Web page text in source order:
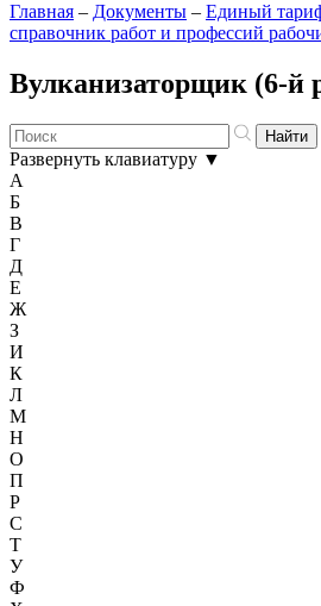
Главная – Документы – Единый
справочник работ и профессий
Вулканизаторщик (6-й
Развернуть клавиатуру ▼
А
Б
В
Г
Д
Е
Ж
З
И
К
Л
М
Н
О
П
Р
С
Т
У
Ф